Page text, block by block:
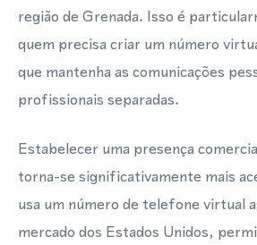
região de Grenada. Isso é
quem precisa criar um número
que mantenha as comunicações
profissionais separadas.
Estabelecer uma presença
torna-se significativamente mais
usa um número de telefone virtual
mercado dos Estados Unidos,